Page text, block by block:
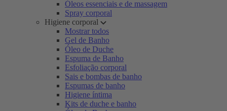
Óleos essenciais e de massagem
Spray corporal
Higiene corporal
Mostrar todos
Gel de Banho
Óleo de Duche
Espuma de Banho
Esfoliação corporal
Sais e bombas de banho
Espumas de banho
Higiene íntima
Kits de duche e banho